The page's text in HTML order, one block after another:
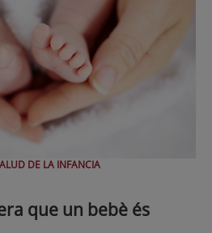
DE LA INFANCIA
que un bebè és